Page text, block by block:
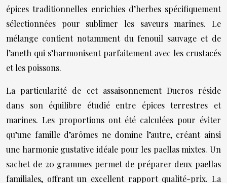
épices traditionnelles enrichies d’herbes spécifiquement
sélectionnées pour sublimer les saveurs marines. Le
mélange contient notamment du fenouil sauvage et de
l’aneth qui s’harmonisent parfaitement avec les crustacés
et les poissons.
La particularité de cet assaisonnement Ducros réside
dans son équilibre étudié entre épices terrestres et
marines. Les proportions ont été calculées pour éviter
qu’une famille d’arômes ne domine l’autre, créant ainsi
une harmonie gustative idéale pour les paellas mixtes. Un
sachet de 20 grammes permet de préparer deux paellas
familiales, offrant un excellent rapport qualité-prix. La